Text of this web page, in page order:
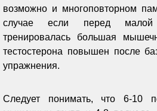
возможно и многоповторном
случае если перед малой
тренировалась большая
тестостерона повышен после
упражнения.
Следует понимать, что 6-10